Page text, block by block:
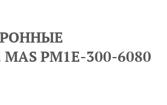
PM1E-300-6080